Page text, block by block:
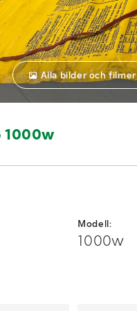
Alla bilder och filmer
1000w
Modell:
1000w